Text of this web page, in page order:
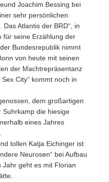
Joachim Bessing bei
sehr persönlichen
Atlantis der BRD“, in
für seine Erzählung der
Bundesrepublik nimmt
von heute mit seinen
der Machtrepräsentanz
City“ kommt noch in
dem großartigen
Suhrkamp die hiesige
eines Jahres
tollen Katja Eichinger ist
Neurosen“ bei Aufbau
geht es mit Florian